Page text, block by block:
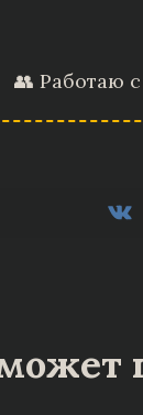
👥 Работаю